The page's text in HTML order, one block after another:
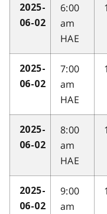
2025-
06-02
6:00
am
HAE
1
2025-
06-02
7:00
am
HAE
1
2025-
06-02
8:00
am
HAE
1
2025-
06-02
9:00
am
1